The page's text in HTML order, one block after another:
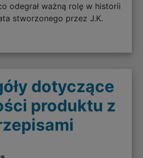
odegrał ważną rolę w historii
stworzonego przez J.K.
dotyczące
produktu z